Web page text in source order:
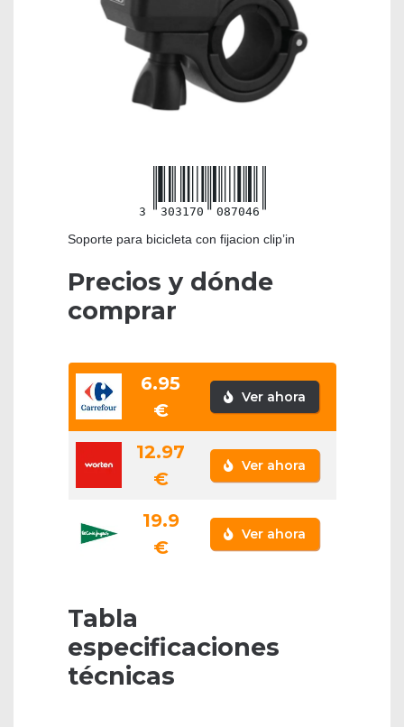
3 303170 087046
Soporte para bicicleta con fijacion clip’in
Precios y dónde
comprar
6.95
€
Ver ahora
12.97
€
Ver ahora
19.9
€
Ver ahora
Tabla
especificaciones
técnicas